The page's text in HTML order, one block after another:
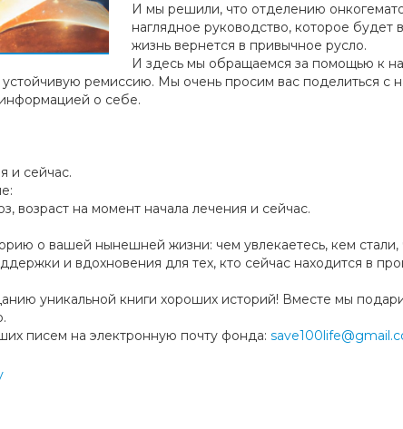
И мы решили, что отделению
наглядное руководство, которое будет
жизнь вернется в привычное русло.
И здесь мы обращаемся за помощью к
ремиссию. Мы очень просим вас поделиться с
о себе.
и сейчас.
возраст на момент начала лечения и сейчас.
о вашей нынешней жизни: чем увлекаетесь, кем стали,
и вдохновения для тех, кто сейчас находится в
уникальной книги хороших историй! Вместе мы
писем на электронную почту фонда: